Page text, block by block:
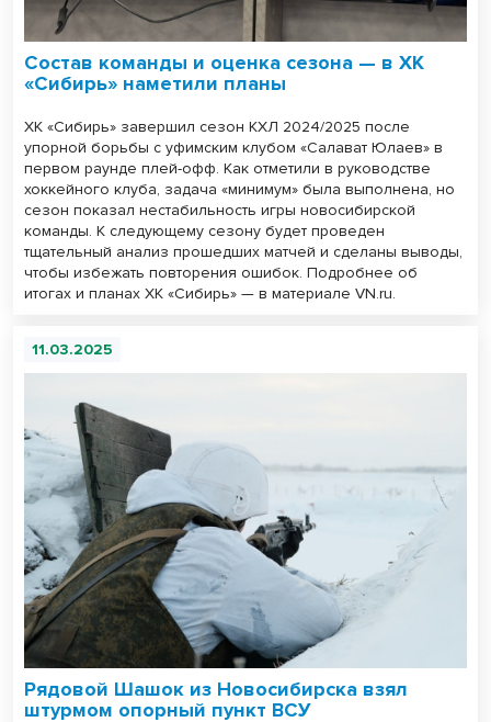
Состав команды и оценка сезона — в ХК
«Сибирь» наметили планы
ХК «Сибирь» завершил сезон КХЛ 2024/2025 после
упорной борьбы с уфимским клубом «Салават Юлаев» в
первом раунде плей-офф. Как отметили в руководстве
хоккейного клуба, задача «минимум» была выполнена, но
сезон показал нестабильность игры новосибирской
команды. К следующему сезону будет проведен
тщательный анализ прошедших матчей и сделаны выводы,
чтобы избежать повторения ошибок. Подробнее об
итогах и планах ХК «Сибирь» — в материале VN.ru.
11.03.2025
Рядовой Шашок из Новосибирска взял
штурмом опорный пункт ВСУ